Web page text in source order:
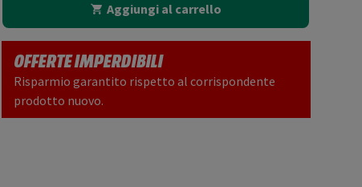
Aggiungi al carrello
OFFERTE IMPERDIBILI
Risparmio garantito rispetto al corrispondente
prodotto nuovo.